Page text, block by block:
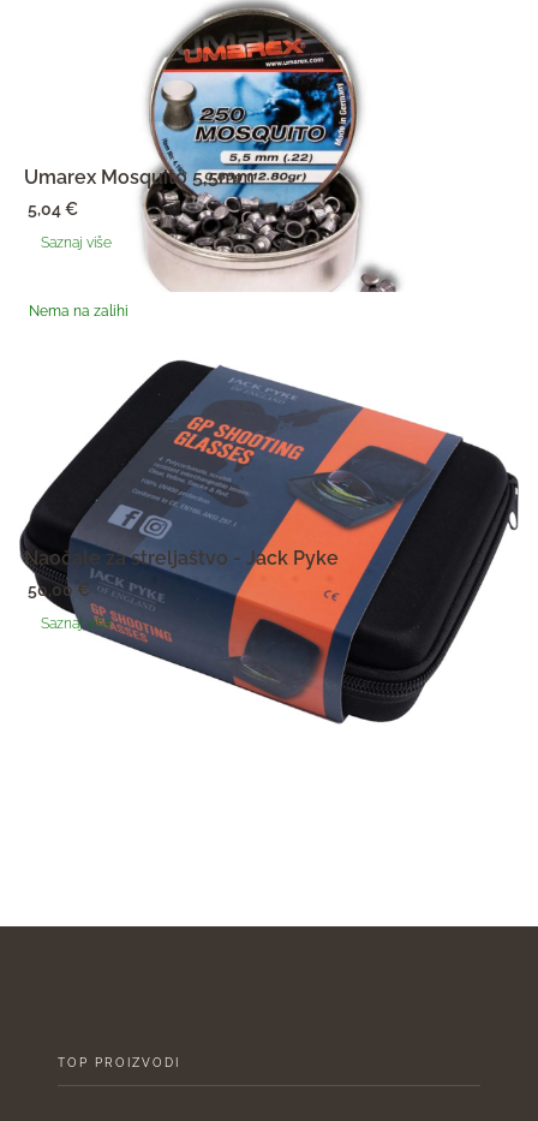
Umarex Mosquito 5,5mm
5,04€
Saznaj više
Nema na zalihi
Naočale za streljaštvo - Jack Pyke
50,00 €
Saznaj više
<
TOP PROIZVODI